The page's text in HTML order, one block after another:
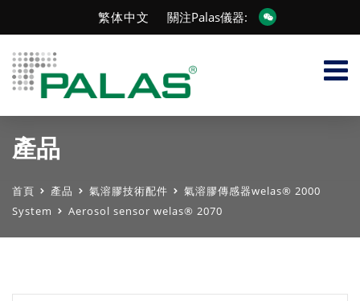
繁体中文 關注Palas儀器:
產品
首頁 產品 氣溶膠技術配件
氣溶膠傳感器welas® 2000
System
Aerosol sensor welas® 2070